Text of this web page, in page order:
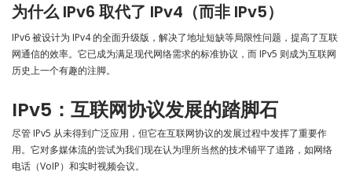
为什么 IPv6 取代了 IPv4（而非 IPv5）
IPv6 被设计为 IPv4 的全面升级版，解决了地址短缺等局限性问题，提高了互联
网通信的效率。它已成为满足现代网络需求的标准协议，而 IPv5 则成为互联网
历史上一个有趣的注脚。
IPv5：互联网协议发展的踏脚石
尽管 IPv5 从未得到广泛应用，但它在互联网协议的发展过程中发挥了重要作
用。它对多媒体流的尝试为我们现在认为理所当然的技术铺平了道路，如网络
电话（VoIP）和实时视频会议。